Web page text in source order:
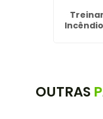
OUTRAS